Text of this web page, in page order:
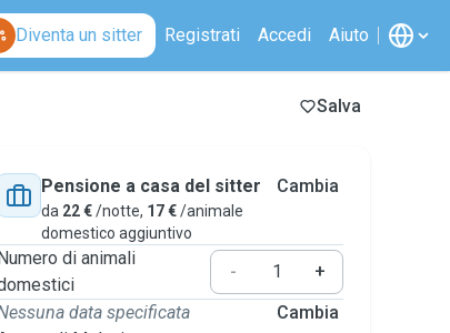
Diventa un sitter Registrati Accedi Aiuto
Salva
Pensione a casa del sitter
da 22 €/notte, 17 €/animale
domestico aggiuntivo
Cambia
di animali
-
+
data specificata
Cambia